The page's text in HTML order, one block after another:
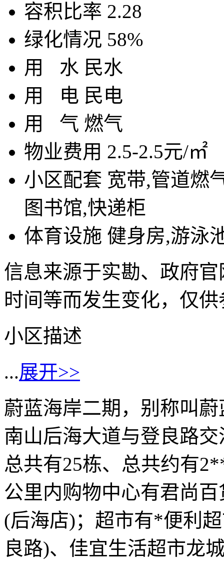
容积比率 2.28
绿化情况 58%
用 水 民水
用
电 民电
用 气 燃气
物业费用 2.5-2.5元/㎡
小区配套 宽带,管道燃
图书馆,快递柜
体育设施 健身房,游泳
信息来源于实勘、政府
时间等而发生变化，仅
小区描述
...展开>>
蔚蓝海岸二期，别称叫
南山后海大道与登良路
总共有25栋、总共约有
公里内购物中心有君尚
(后海店)；超市有*便利
良路)、佳宜生活超市龙